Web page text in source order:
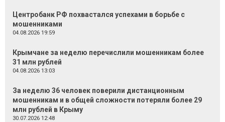
Центробанк РФ похвастался успехами в борьбе с
мошенниками
04.08.2026 19:59
Крымчане за неделю перечислили мошенникам более
31 млн рублей
04.08.2026 13:03
За неделю 36 человек поверили дистанционным
мошенникам и в общей сложности потеряли более 29
млн рублей в Крыму
30.07.2026 12:48